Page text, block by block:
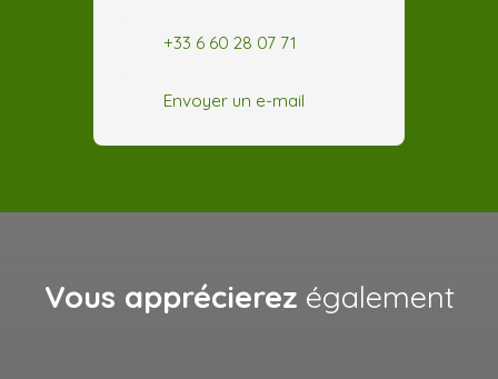
+33 6 60 28 07 71
Envoyer un e-mail
Vous apprécierez également